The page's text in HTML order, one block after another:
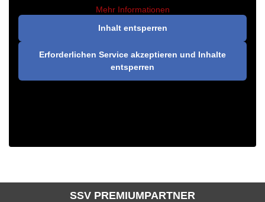
Mehr Informationen
Inhalt entsperren
Erforderlichen Service akzeptieren und Inhalte
entsperren
SSV PREMIUMPARTNER